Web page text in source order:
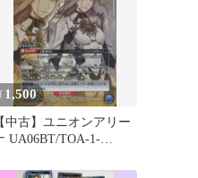
1,500
【中古】ユニオンアリー
UA06BT/TOA-1-